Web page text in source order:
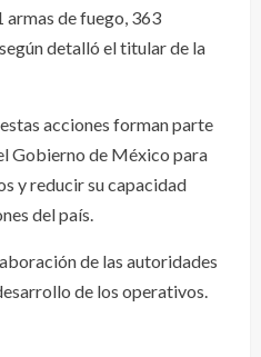
armas de fuego, 363
detalló el titular de la
acciones forman parte
Gobierno de México para
y reducir su capacidad
del país.
de las autoridades
de los operativos.